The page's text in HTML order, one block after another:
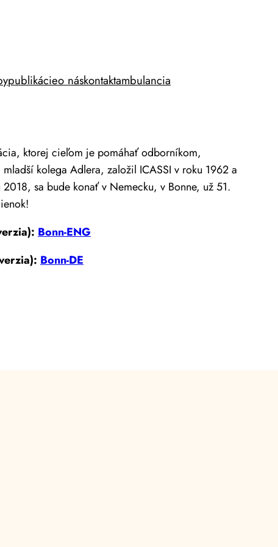
publikácieo náskontaktambulancia
ktorej cieľom je pomáhať odborníkom,
kolega Adlera, založil ICASSI v roku 1962 a
sa bude konať v Nemecku, v Bonne, už 51.
Bonn-ENG
Bonn-DE